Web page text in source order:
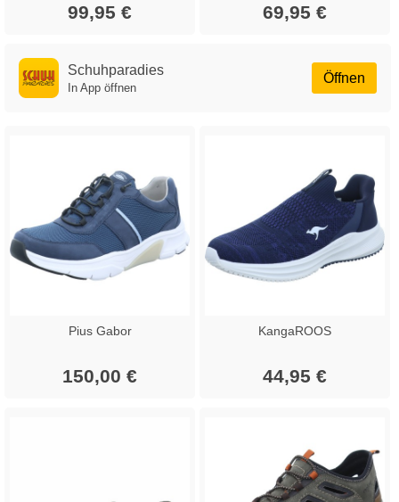
99,95 € 69,95 €
Öffnen
Schuhparadies
In App öffnen
Pius Gabor
150,00 €
KangaROOS
44,95 €